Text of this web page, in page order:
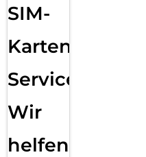
SIM-
Karten
Service:
Wir
helfen